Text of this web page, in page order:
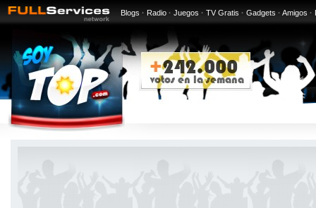
Blogs · Radio · Juegos · TV Gratis · Gadgets · Amigos ·